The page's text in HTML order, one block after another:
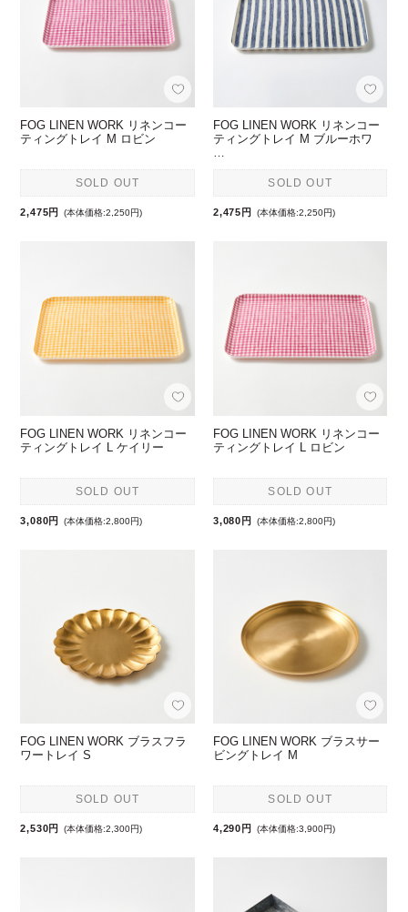
FOG LINEN WORK リネンコー
ティングトレイ M ロビン
SOLD OUT
2,475円 (本体価格:2,250円)
FOG LINEN WORK リネンコー
ティングトレイ M ブルーホワ
…
SOLD OUT
2,475円 (本体価格:2,250円)
FOG LINEN WORK リネンコー
ティングトレイ L ケイリー
SOLD OUT
3,080円 (本体価格:2,800円)
FOG LINEN WORK リネンコー
ティングトレイ L ロビン
SOLD OUT
3,080円 (本体価格:2,800円)
FOG LINEN WORK ブラスフラ
ワートレイ S
SOLD OUT
2,530円 (本体価格:2,300円)
FOG LINEN WORK ブラスサー
ビングトレイ M
SOLD OUT
4,290円 (本体価格:3,900円)